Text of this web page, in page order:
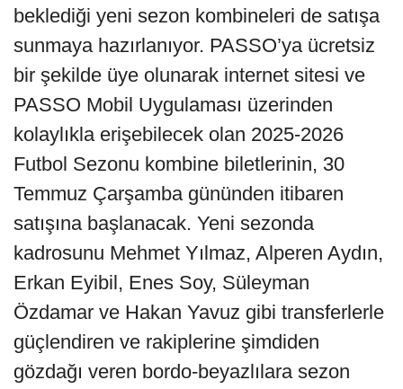
beklediği yeni sezon kombineleri de satışa
sunmaya hazırlanıyor. PASSO’ya ücretsiz
bir şekilde üye olunarak internet sitesi ve
PASSO Mobil Uygulaması üzerinden
kolaylıkla erişebilecek olan 2025-2026
Futbol Sezonu kombine biletlerinin, 30
Temmuz Çarşamba gününden itibaren
satışına başlanacak. Yeni sezonda
kadrosunu Mehmet Yılmaz, Alperen Aydın,
Erkan Eyibil, Enes Soy, Süleyman
Özdamar ve Hakan Yavuz gibi transferlerle
güçlendiren ve rakiplerine şimdiden
gözdağı veren bordo-beyazlılara sezon